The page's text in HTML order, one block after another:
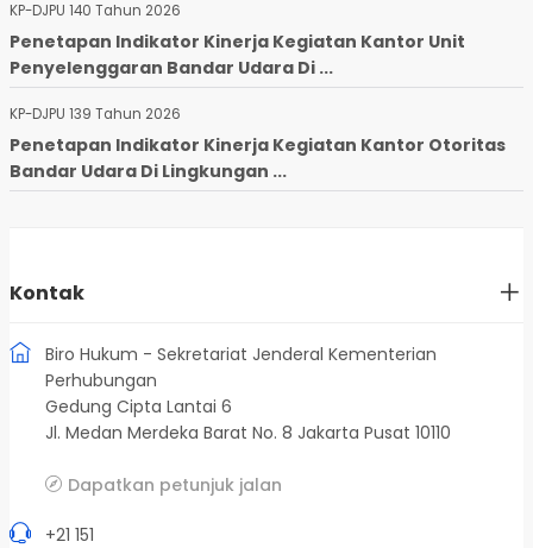
KP-DJPU 140 Tahun 2026
Penetapan Indikator Kinerja Kegiatan Kantor Unit
Penyelenggaran Bandar Udara Di ...
KP-DJPU 139 Tahun 2026
Penetapan Indikator Kinerja Kegiatan Kantor Otoritas
Bandar Udara Di Lingkungan ...
Kontak
Biro Hukum - Sekretariat Jenderal Kementerian
Perhubungan
Gedung Cipta Lantai 6
Jl. Medan Merdeka Barat No. 8 Jakarta Pusat 10110
Dapatkan petunjuk jalan
+21 151